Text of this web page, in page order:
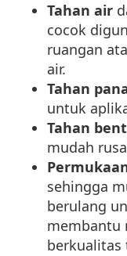
Tahan air
cocok
ruangan
air.
Tahan
untuk
Tahan
mudah
sehingga
berulang
membantu
berkualitas